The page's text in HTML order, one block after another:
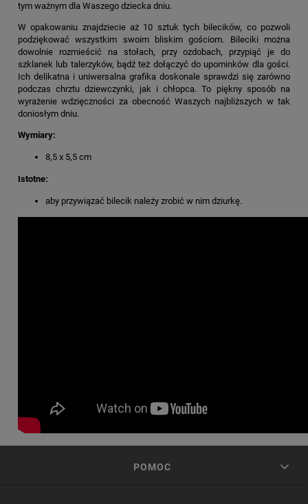
tym ważnym dla Waszego dziecka dniu.
W opakowaniu znajdziecie aż 10 sztuk tych bilecików, co pozwoli
podziękować wszystkim swoim bliskim gościom. Bileciki można
dowolnie rozmieścić na stołach, przy ozdobach, przypiąć je do
szklanek lub talerzyków, bądź też dołączyć do upominków dla gości.
Ich delikatna i uniwersalna grafika doskonale sprawdzi się zarówno
podczas chrztu dziewczynki, jak i chłopca. To piękny sposób na
wyrażenie wdzięczności za obecność Waszych najbliższych w tak
doniosłym dniu.
Wymiary:
8,5 x 5,5 cm
Istotne:
aby przywiązać bilecik należy zrobić w nim dziurkę.
POMOC